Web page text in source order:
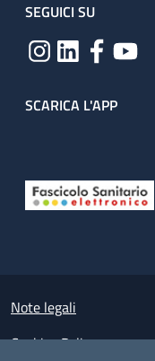
SEGUICI SU
SCARICA L'APP
Small prints
Note legali
Cookies Policy